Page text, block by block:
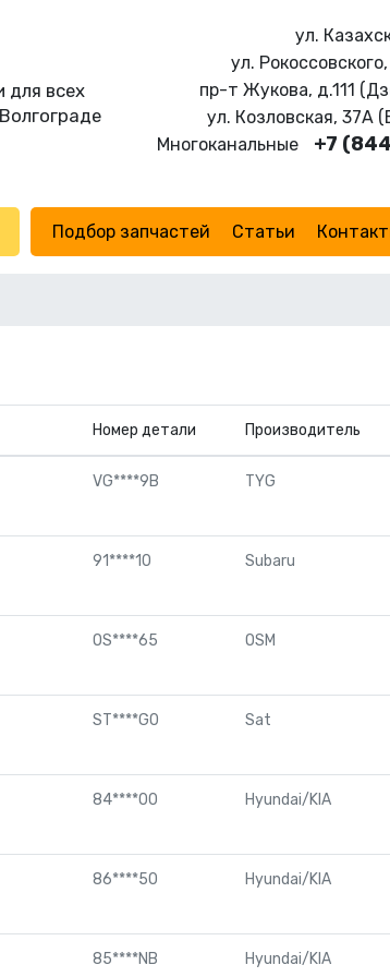
для всех
ул.
ул.
пр-т Жукова, д.111
ул. Козловская, 37А
Многоканальные +7
Подбор запчастей Статьи
Номер детали Производитель
VG****9B TYG
91****10 Subaru
OS****65 OSM
ST****G0 Sat
84****00 Hyundai/KIA
86****50 Hyundai/KIA
85****NB Hyundai/KIA